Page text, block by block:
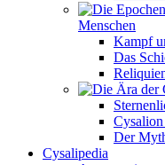
Menschen
Kampf
Das
Der
Cysalipedia